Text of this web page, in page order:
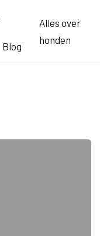
Blog
Alles over
honden